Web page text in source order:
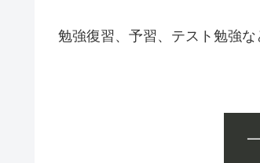
勉強復習、予習、テスト勉強